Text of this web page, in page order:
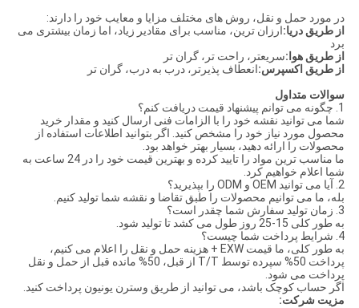
در مورد حمل و نقل، روش های مختلف مزایا و معایب خود را دارند:
از طریق دریا:ارزان ترین، مناسب برای مقادیر زیاد، اما زمان بیشتری می
برد
از طریق هوا:سریعتر، راحت تر، گران تر
از طریق اکسپرس:انعطاف پذیرتر، درب به درب، گران تر
سوالات متداول
1. چگونه می توانم پیشنهاد قیمت دریافت کنم؟
شما می توانید نقشه خود را با الزامات فنی ارسال کنید و مقدار خرید
محصول مورد نیاز خود را مشخص کنید. اگر بتوانید اطلاعات استفاده از
محصولات را ارائه دهید، بسیار بهتر خواهد بود.
ما مناسب ترین مواد را تایید کرده و بهترین قیمت خود را در 24 ساعت به
شما اعلام خواهیم کرد.
2. آیا می توانید OEM و ODM را بپذیرید؟
بله، ما می توانیم محصولات را طبق تقاضا و نقشه شما تولید کنیم.
3. زمان تولید سفارش شما چقدر است؟
به طور کلی 15-25 روز طول می کشد تا تولید شود.
4. شرایط پرداخت شما چیست؟
به طور کلی، ما قیمت EXW + هزینه حمل و نقل را اعلام می کنیم،
پرداخت 50% سپرده توسط T/T از قبل، 50% مانده قبل از حمل و نقل
پرداخت می شود.
اگر حساب کوچک باشد، می توانید از طریق وسترن یونیون پرداخت کنید.
مزیت شرکت: